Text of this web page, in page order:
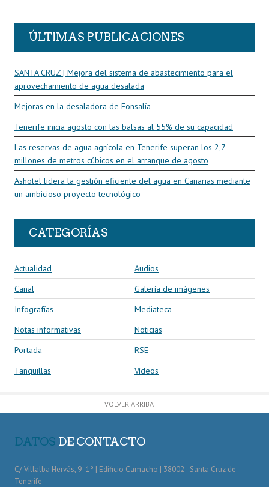
ÚLTIMAS PUBLICACIONES
SANTA CRUZ | Mejora del sistema de abastecimiento para el
aprovechamiento de agua desalada
Mejoras en la desaladora de Fonsalía
Tenerife inicia agosto con las balsas al 55% de su capacidad
Las reservas de agua agrícola en Tenerife superan los 2,7
millones de metros cúbicos en el arranque de agosto
Ashotel lidera la gestión eficiente del agua en Canarias mediante
un ambicioso proyecto tecnológico
CATEGORÍAS
Actualidad
Audios
Canal
Galería de imágenes
Infografías
Mediateca
Notas informativas
Noticias
Portada
RSE
Tanquillas
Vídeos
VOLVER ARRIBA
DATOS DE CONTACTO
C/ Villalba Hervás, 9 -1º | Edificio Camacho | 38002 · Santa Cruz de
Tenerife